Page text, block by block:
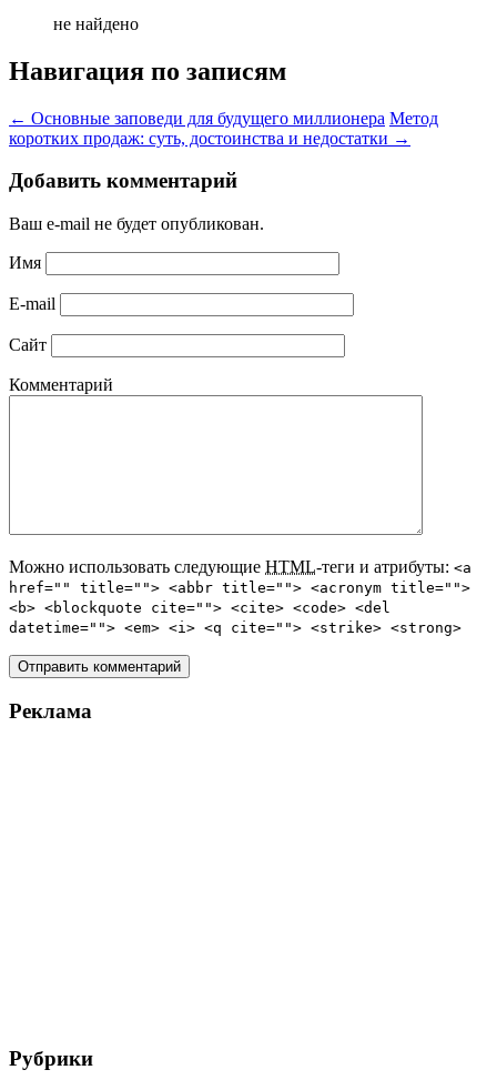
не найдено
Навигация по записям
← Основные заповеди для будущего миллионера Метод
коротких продаж: суть, достоинства и недостатки →
Добавить комментарий
Ваш e-mail не будет опубликован.
Имя
E-mail
Сайт
Комментарий
Можно использовать следующие HTML-теги и атрибуты: <a
href="" title=""> <abbr title=""> <acronym title="">
<b> <blockquote cite=""> <cite> <code> <del
datetime=""> <em> <i> <q cite=""> <strike> <strong>
Реклама
Рубрики